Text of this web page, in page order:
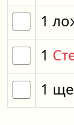
1
1
1